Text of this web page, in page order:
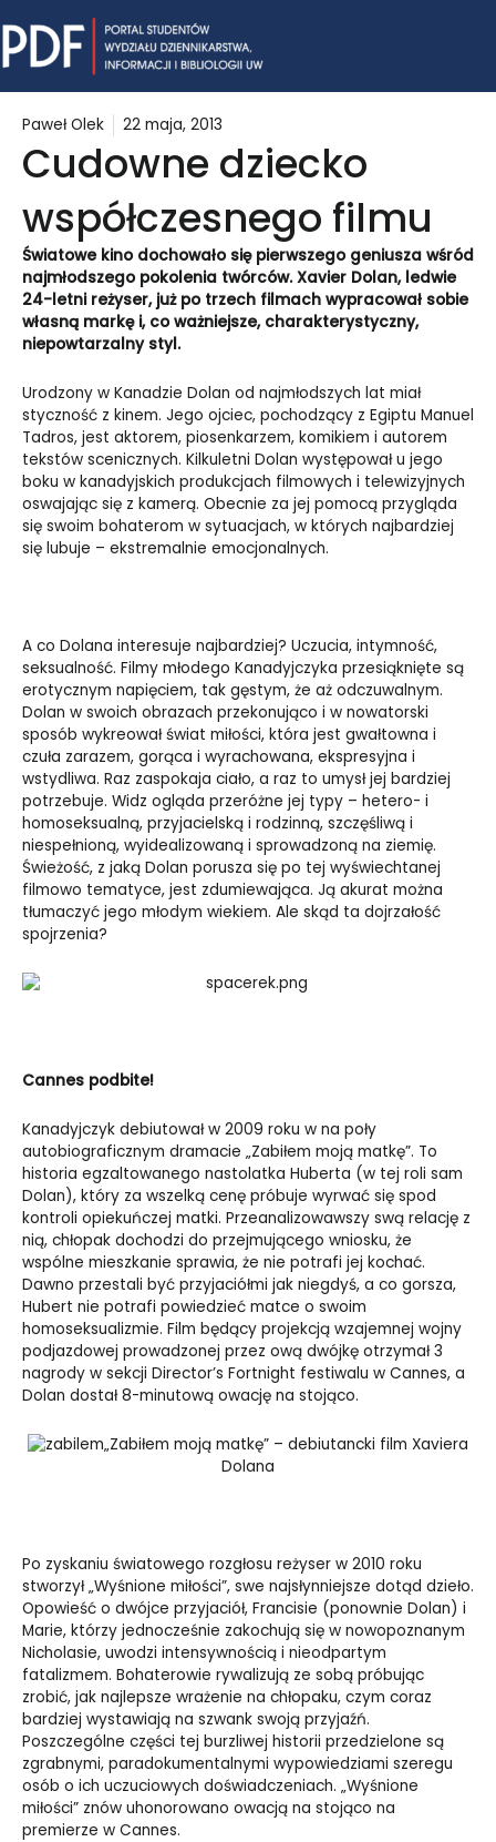
to
content
Paweł Olek 22 maja, 2013
Cudowne dziecko
współczesnego filmu
Światowe kino dochowało się pierwszego geniusza wśród
najmłodszego pokolenia twórców. Xavier Dolan, ledwie
24-letni reżyser, już po trzech filmach wypracował sobie
własną markę i, co ważniejsze, charakterystyczny,
niepowtarzalny styl.
Urodzony w Kanadzie Dolan od najmłodszych lat miał
styczność z kinem. Jego ojciec, pochodzący z Egiptu Manuel
Tadros, jest aktorem, piosenkarzem, komikiem i autorem
tekstów scenicznych. Kilkuletni Dolan występował u jego
boku w kanadyjskich produkcjach filmowych i telewizyjnych
oswajając się z kamerą. Obecnie za jej pomocą przygląda
się swoim bohaterom w sytuacjach, w których najbardziej
się lubuje – ekstremalnie emocjonalnych.
A co Dolana interesuje najbardziej? Uczucia, intymność,
seksualność. Filmy młodego Kanadyjczyka przesiąknięte są
erotycznym napięciem, tak gęstym, że aż odczuwalnym.
Dolan w swoich obrazach przekonująco i w nowatorski
sposób wykreował świat miłości, która jest gwałtowna i
czuła zarazem, gorąca i wyrachowana, ekspresyjna i
wstydliwa. Raz zaspokaja ciało, a raz to umysł jej bardziej
potrzebuje. Widz ogląda przeróżne jej typy – hetero- i
homoseksualną, przyjacielską i rodzinną, szczęśliwą i
niespełnioną, wyidealizowaną i sprowadzoną na ziemię.
Świeżość, z jaką Dolan porusza się po tej wyświechtanej
filmowo tematyce, jest zdumiewająca. Ją akurat można
tłumaczyć jego młodym wiekiem. Ale skąd ta dojrzałość
spojrzenia?
Cannes podbite!
Kanadyjczyk debiutował w 2009 roku w na poły
autobiograficznym dramacie „Zabiłem moją matkę”. To
historia egzaltowanego nastolatka Huberta (w tej roli sam
Dolan), który za wszelką cenę próbuje wyrwać się spod
kontroli opiekuńczej matki. Przeanalizowawszy swą relację z
nią, chłopak dochodzi do przejmującego wniosku, że
wspólne mieszkanie sprawia, że nie potrafi jej kochać.
Dawno przestali być przyjaciółmi jak niegdyś, a co gorsza,
Hubert nie potrafi powiedzieć matce o swoim
homoseksualizmie. Film będący projekcją wzajemnej wojny
podjazdowej prowadzonej przez ową dwójkę otrzymał 3
nagrody w sekcji Director’s Fortnight festiwalu w Cannes, a
Dolan dostał 8-minutową owację na stojąco.
„Zabiłem moją matkę” – debiutancki film Xaviera
Dolana
Po zyskaniu światowego rozgłosu reżyser w 2010 roku
stworzył „Wyśnione miłości”, swe najsłynniejsze dotąd dzieło.
Opowieść o dwójce przyjaciół, Francisie (ponownie Dolan) i
Marie, którzy jednocześnie zakochują się w nowopoznanym
Nicholasie, uwodzi intensywnością i nieodpartym
fatalizmem. Bohaterowie rywalizują ze sobą próbując
zrobić, jak najlepsze wrażenie na chłopaku, czym coraz
bardziej wystawiają na szwank swoją przyjaźń.
Poszczególne części tej burzliwej historii przedzielone są
zgrabnymi, paradokumentalnymi wypowiedziami szeregu
osób o ich uczuciowych doświadczeniach. „Wyśnione
miłości” znów uhonorowano owacją na stojąco na
premierze w Cannes.